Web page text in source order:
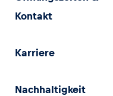
Kontakt
Karriere
Nachhaltigkeit